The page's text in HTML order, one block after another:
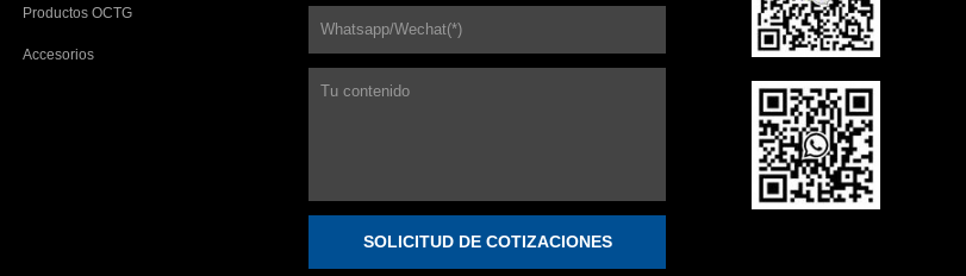
Productos OCTG
Accesorios
SOLICITUD DE COTIZACIONES